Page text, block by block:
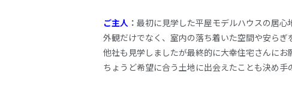
ご主人 ： 最初に見学した平屋モデルハウスの居心
外観だけでなく、室内の落ち着いた空間や安らぎ
他社も見学しましたが最終的に大幸住宅さんにお
ちょうど希望に合う土地に出会えたことも決め手